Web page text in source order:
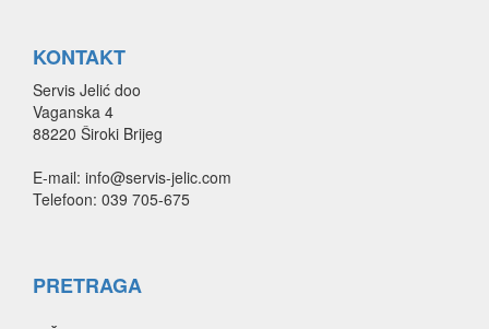
KONTAKT
Servis Jelić doo
Vaganska 4
88220 Široki Brijeg
E-mail: info@servis-jelic.com
Telefoon: 039 705-675
PRETRAGA